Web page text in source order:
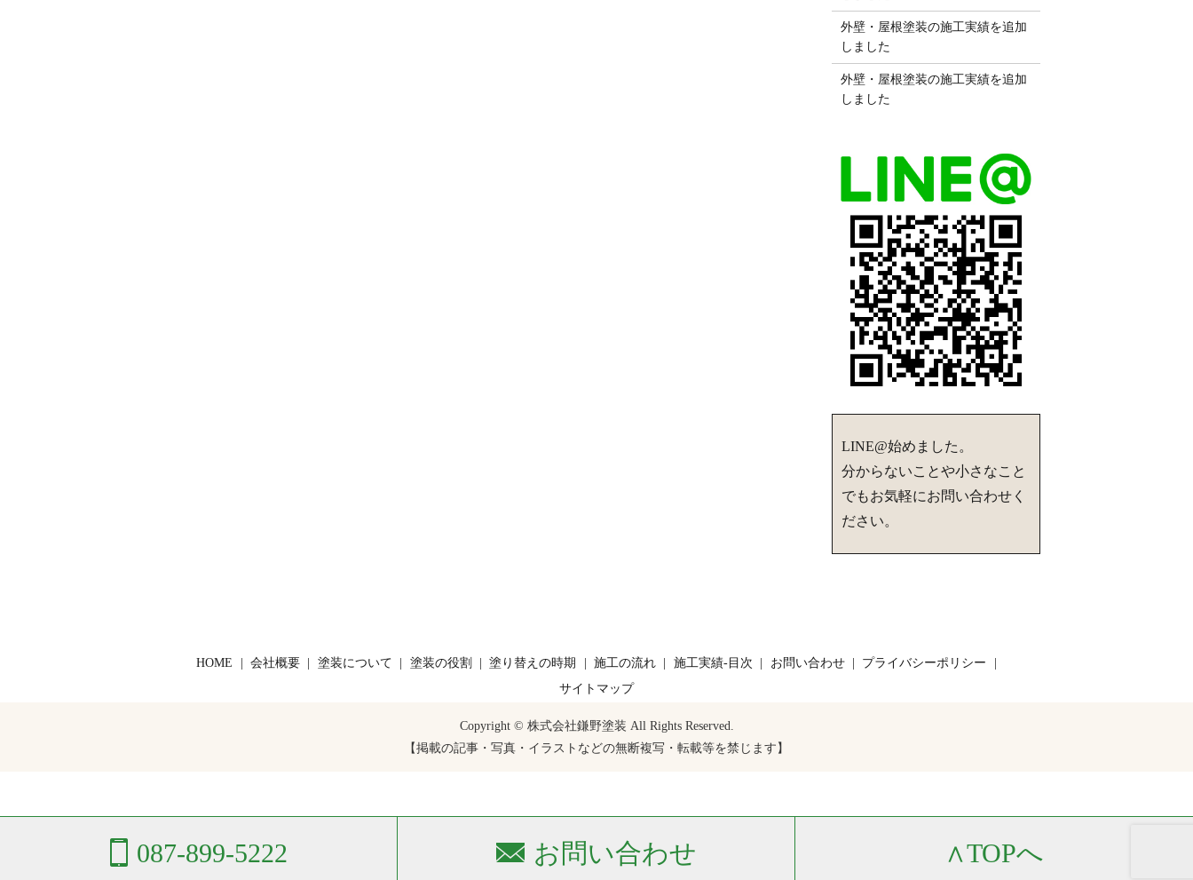
外壁・屋根塗装の施工実績を追加
しました
外壁・屋根塗装の施工実績を追加
しました
LINE@始めました。
分からないことや小さなこと
でもお気軽にお問い合わせく
ださい。
087-899-5222 お問い合わせ ∧TOPへ
HOME 会社概要 塗装について 塗装の役割 塗り替えの時期 施工の流れ 施工実績-目次 お問い合わせ
プライバシーポリシー
サイトマップ
Copyright © 株式会社鎌野塗装 All Rights Reserved.
【掲載の記事・写真・イラストなどの無断複写・転載等を禁じます】